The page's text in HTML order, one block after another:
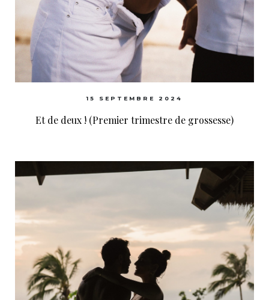
15 SEPTEMBRE 2024
Et de deux ! (Premier trimestre de grossesse)